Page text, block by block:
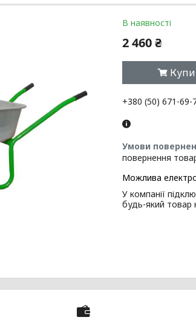
В наявності
2 460 ₴
+380 (50) 671-69-
повернення
У компанії
будь-який товар